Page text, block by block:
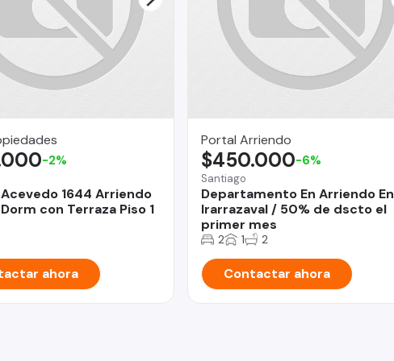
1644 Arriendo
con Terraza Piso 1
-2%
ahora
Portal Arriendo
Santiago
Departamento En Arriendo En
Irarrazaval / 50% de dscto el
primer mes
$450.000-6%
2 1 2
Contactar ahora